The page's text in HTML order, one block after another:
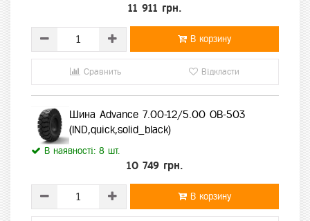
11 911 грн.
В корзину
Сравнить Відкласти
Шина Advance 7.00-12/5.00 OB-503
(IND,quick,solid_black)
В наявності: 8 шт.
10 749 грн.
В корзину